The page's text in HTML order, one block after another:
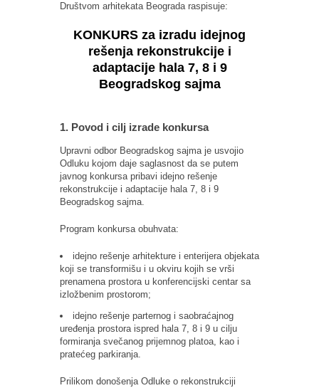
Društvom arhitekata Beograda raspisuje:
KONKURS za izradu idejnog
rešenja rekonstrukcije i
adaptacije hala 7, 8 i 9
Beogradskog sajma
1. Povod i cilj izrade konkursa
Upravni odbor Beogradskog sajma je usvojio
Odluku kojom daje saglasnost da se putem
javnog konkursa pribavi idejno rešenje
rekonstrukcije i adaptacije hala 7, 8 i 9
Beogradskog sajma.
Program konkursa obuhvata:
idejno rešenje arhitekture i enterijera objekata
koji se transformišu i u okviru kojih se vrši
prenamena prostora u konferencijski centar sa
izložbenim prostorom;
idejno rešenje parternog i saobraćajnog
uređenja prostora ispred hala 7, 8 i 9 u cilju
formiranja svečanog prijemnog platoa, kao i
pratećeg parkiranja.
Prilikom donošenja Odluke o rekonstrukciji